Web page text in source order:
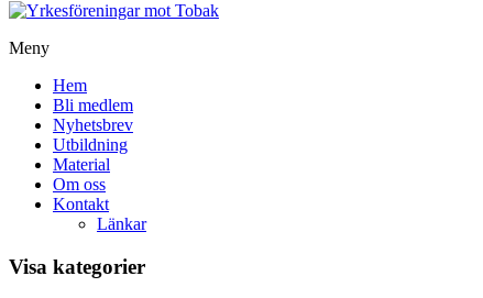
Meny
vidare
innehåll
Hem
Bli medlem
Nyhetsbrev
Utbildning
Material
Om oss
Kontakt
Länkar
Visa kategorier